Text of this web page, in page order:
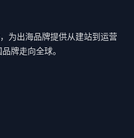
为出海品牌提供从建站到运营
牌走向全球。